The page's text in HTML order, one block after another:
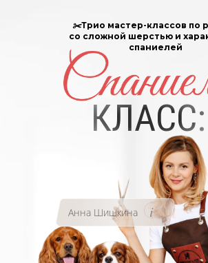
КЛАСС:
Анна Шишкина i
✂️Трио мастер-классов по
со сложной шерстью и
спаниелей